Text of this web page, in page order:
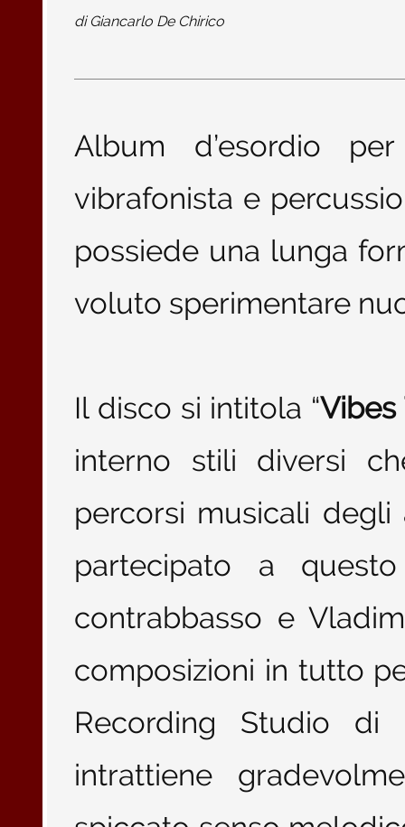
di Giancarlo De Chirico
Album d’esordio
vibrafonista e
possiede una lunga
voluto sperimentare
Il disco si intitola “Vibes
interno stili diversi
percorsi musicali
partecipato a
contrabbasso e
composizioni in tutto
Recording Studio di
intrattiene